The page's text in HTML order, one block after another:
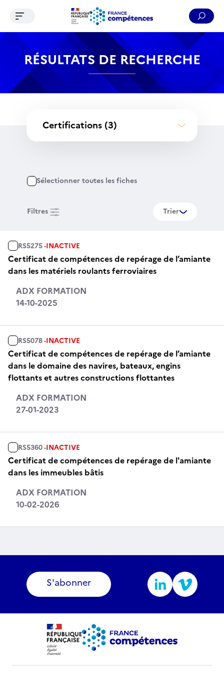
Contenu Recherche Menu Pied de page
Ouvrir le menu de navigation
RÉSULTATS DE RECHERCHE
Certifications (3)
Sélectionner toutes les fiches
Filtres Trier
RS5275 -INACTIVE
Certificat de compétences de repérage de l’amiante
dans les matériels roulants ferroviaires
ADX FORMATION
14-10-2025
RS5078 -INACTIVE
Certificat de compétences de repérage de l’amiante
dans le domaine des navires, bateaux, engins
flottants et autres constructions flottantes
ADX FORMATION
27-01-2023
RS5360 -INACTIVE
Certificat de compétences de repérage de l'amiante
dans les immeubles bâtis
ADX FORMATION
10-02-2026
S'abonner